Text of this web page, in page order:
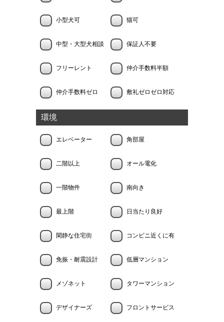
小型犬可 猫可
中型・大型犬相談 保証人不要
フリーレント 仲介手数料半額
仲介手数料ゼロ 敷礼ゼロゼロ対応
環境
エレベーター 角部屋
二階以上 オール電化
一階物件 南向き
最上階 日当たり良好
閑静な住宅街 コンビニ近くに有
免振・耐震設計 低層マンション
メゾネット タワーマンション
デザイナーズ フロントサービス